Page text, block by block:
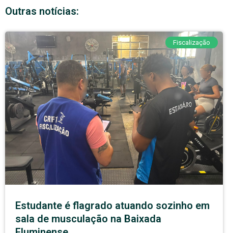
Outras notícias:
Fiscalização
Estudante é flagrado atuando sozinho em
sala de musculação na Baixada